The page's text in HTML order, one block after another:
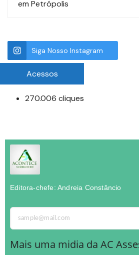
em Petrópolis
Siga Nosso Instagram
Acessos
270.006 cliques
Editora-chefe: Andreia Constâncio
Mais uma midia da AC